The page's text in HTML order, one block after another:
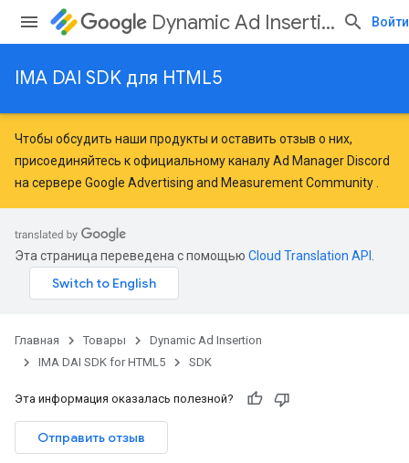
Dynamic Ad Insertion Войти
IMA DAI SDK для HTML5
Чтобы обсудить наши продукты и оставить отзыв о них,
присоединяйтесь к официальному каналу Ad Manager Discord
на сервере Google Advertising and Measurement Community
Эта страница переведена с помощью Cloud Translation API
Главная Товары
Dynamic Ad Insertion
IMA DAI SDK for HTML5
SDK
Эта информация оказалась полезной?
Отправить отзыв